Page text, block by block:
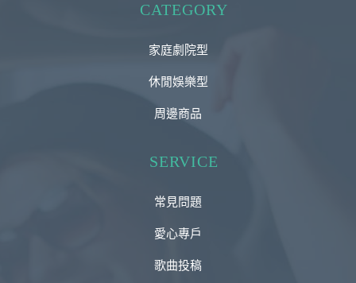
CATEGORY
家庭劇院型
休閒娛樂型
周邊商品
SERVICE
常見問題
愛心專戶
歌曲投稿